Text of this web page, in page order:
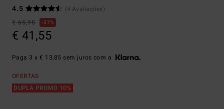
4.5
(4 Avaliações)
€ 65,95
37%
€ 41,55
Paga 3 x € 13,85 sem juros com a
OFERTAS
DUPLA PROMO 10%